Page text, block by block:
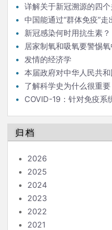
详解关于新冠溯源的四
中国能通过“群体免疫”走
新冠感染何时用抗生素？
居家制氧和吸氧要警惕
发情的经济学
本届政府对中华人民共
了解科学史为什么很重要
COVID-19：针对免疫系
归档
2026
2025
2024
2023
2022
2021